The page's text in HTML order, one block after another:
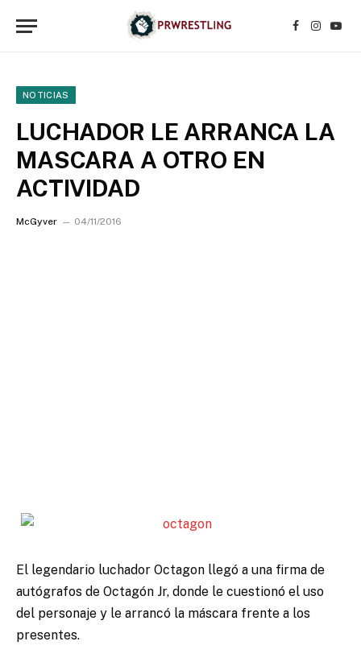
Facebook
NOTICIAS
LUCHADOR LE ARRANCA LA
MASCARA A OTRO EN
ACTIVIDAD
McGyver 04/11/2016
El legendario luchador Octagon llegó a una firma de
autógrafos de Octagón Jr, donde le cuestionó el uso
del personaje y le arrancó la máscara frente a los
presentes.